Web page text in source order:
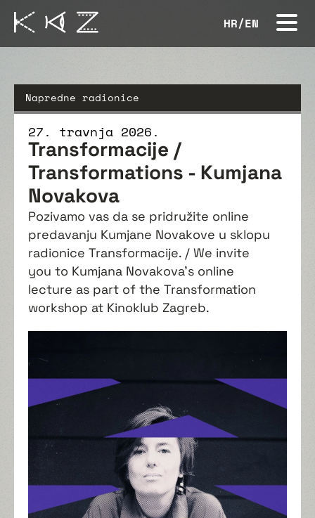
HR/EN
Napredne radionice
27. travnja 2026.
Transformacije /
Transformations - Kumjana
Novakova
Pozivamo vas da se pridružite online
predavanju Kumjane Novakove u sklopu
radionice Transformacije. / We invite
you to Kumjana Novakova's online
lecture as part of the Transformation
workshop at Kinoklub Zagreb.